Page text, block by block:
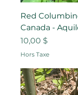
Red
Canada -
Prix
10,00 $
Hors Taxe